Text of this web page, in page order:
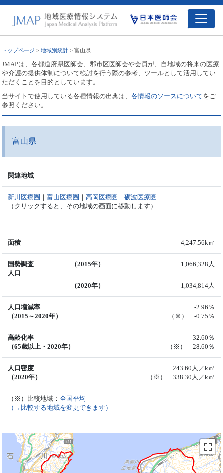
トップページ >地域別統計 > 富山県
JMAPは、各都道府県医師会、郡市区医師会や会員が、自地域の将来の医療
や介護の提供体制について検討を行う際の参考、ツールとして活用してい
ただくことを目的としています。
当サイトで使用している各種情報の出典は、各情報のソースについてをご
参照ください。
富山県
関連地域
新川医療圏 ｜富山医療圏 ｜高岡医療圏 ｜砺波医療圏
（クリックすると、その地域の画面に移動します）
面積 4,247.56k㎡
国勢調査
人口
（2015年） 1,066,328人
（2020年） 1,034,814人
人口増減率
（2015～2020年）
-2.96％
（※） -0.75％
高齢化率
（65歳以上・2020年）
32.60％
（※） 28.60％
人口密度
（2020年）
243.60人／k㎡
（※） 338.30人／k㎡
（※）比較地域：全国平均
（→比較する地域を変更できます）